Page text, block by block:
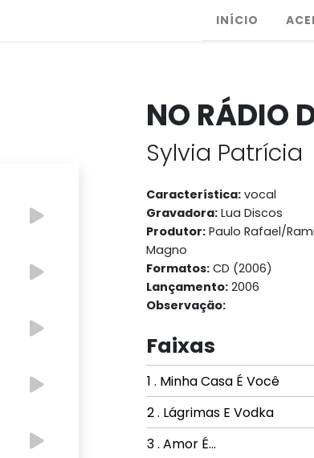
INÍCIO
NO RÁDIO
Sylvia Patrícia
Característica: vocal
Gravadora: Lua Discos
Produtor: Paulo Rafael/
Magno
Formatos: CD (2006)
Lançamento: 2006
Observação:
Faixas
1 . Minha Casa É Você
2 . Lágrimas E Vodka
3 . Amor É...